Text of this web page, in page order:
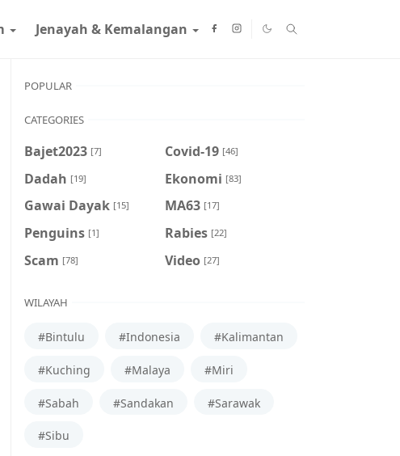
Jenayah & Kemalangan
POPULAR
CATEGORIES
Bajet2023 [7] Covid-19 [46]
Dadah [19] Ekonomi [83]
Gawai Dayak [15] MA63 [17]
Penguins [1] Rabies [22]
Scam [78] Video [27]
WILAYAH
#Bintulu #Indonesia #Kalimantan
#Kuching #Malaya #Miri
#Sabah #Sandakan #Sarawak
#Sibu